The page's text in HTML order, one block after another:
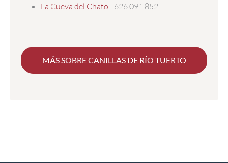
La Cueva del Chato | 626 091 852
MÁS SOBRE CANILLAS DE RÍO TUERTO